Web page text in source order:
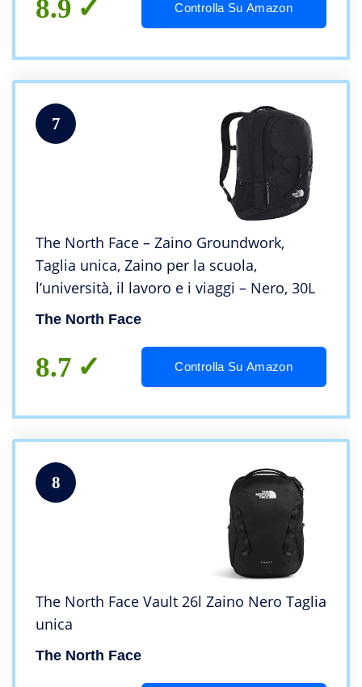
8.9 Controlla Su Amazon
7
The North Face – Zaino Groundwork,
Taglia unica, Zaino per la scuola,
l’università, il lavoro e i viaggi – Nero, 30L
The North Face
8.7 Controlla Su Amazon
8
The North Face Vault 26l Zaino Nero Taglia
unica
The North Face